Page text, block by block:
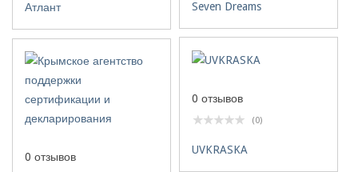
Seven Dreams
Атлант
0 отзывов
(0)
UVKRASKA
0 отзывов